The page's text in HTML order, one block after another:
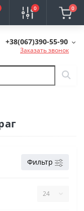
0 0
+38(067)390-55-90
Заказать звонок
Фильтр